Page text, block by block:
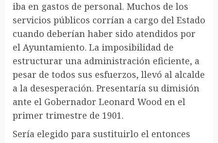
iba en gastos de personal. Muchos de los
servicios públicos corrían a cargo del Estado
cuando deberían haber sido atendidos por
el Ayuntamiento. La imposibilidad de
estructurar una administración eficiente, a
pesar de todos sus esfuerzos, llevó al alcalde
a la desesperación. Presentaría su dimisión
ante el Gobernador Leonard Wood en el
primer trimestre de 1901.
Sería elegido para sustituirlo el entonces